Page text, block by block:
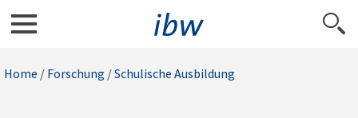
Home / Forschung /Schulische Ausbildung